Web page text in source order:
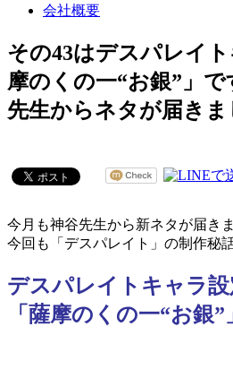
会社概要
その43はデスパレイ
摩のくの一“お銀”」で
先生からネタが届きま
今月も神谷先生から新ネタが届きま
今回も「デスパレイト」の制作秘
デスパレイトキャラ設
「薩摩のくの一“お銀”